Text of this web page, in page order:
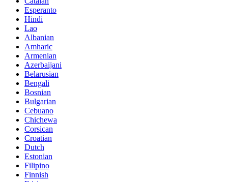
Esperanto
Hindi
Lao
Albanian
Amharic
Armenian
Azerbaijani
Belarusian
Bengali
Bosnian
Bulgarian
Cebuano
Chichewa
Corsican
Croatian
Dutch
Estonian
Filipino
Finnish